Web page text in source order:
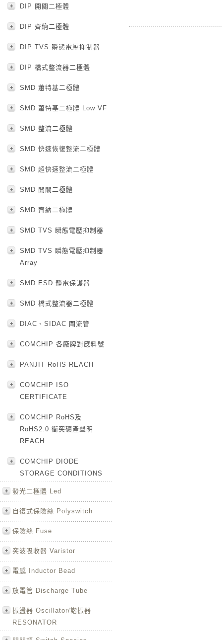
DIP 開關二極體
DIP 齊納二極體
DIP TVS 瞬態電壓抑制器
DIP 橋式整流器二極體
SMD 蕭特基二極體
SMD 蕭特基二極體 Low VF
SMD 整流二極體
SMD 快速恢復整流二極體
SMD 超快速整流二極體
SMD 開關二極體
SMD 齊納二極體
SMD TVS 瞬態電壓抑制器
SMD TVS 瞬態電壓抑制器
Array
SMD ESD 靜電保護器
SMD 橋式整流器二極體
DIAC、SIDAC 閘流管
COMCHIP 各廠牌對應料號
PANJIT RoHS REACH
COMCHIP ISO
CERTIFICATE
COMCHIP RoHS及
RoHS2.0 衝突礦產聲明
REACH
COMCHIP DIODE
STORAGE CONDITIONS
發光二極體 Led
自復式保險絲 Polyswitch
保險絲 Fuse
突波吸收器 Varistor
電感 Inductor Bead
放電管 Discharge Tube
振盪器 Oscillator/諧振器
RESONATOR